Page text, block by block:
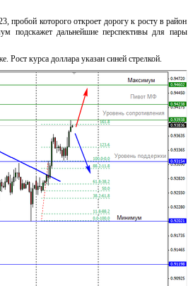
пробой которого откроет дорогу к росту в район
подскажет дальнейшие перспективы для пары
курса доллара указан синей стрелкой.